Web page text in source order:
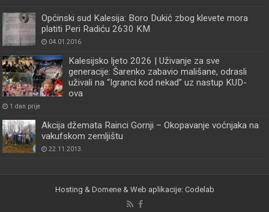
Općinski sud Kalesija: Boro Dukić zbog klevete mora
platiti Peri Radiću 2630 KM
04.01.2016.
Kalesijsko ljeto 2026 | Uživanje za sve
generacije: Šarenko zabavio mališane, odrasli
uživali na “Igranci kod nekad” uz nastup KUD-
ova
1 dan prije
Akcija džemata Rainci Gornji – Okopavanje voćnjaka na
vakufskom zemljištu
22.11.2013.
Hosting & Domene & Web aplikacije: Codelab